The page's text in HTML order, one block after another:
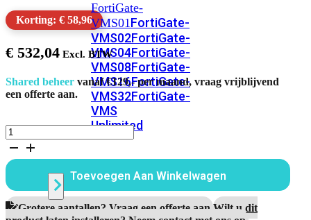
FortiGate-
VMS01FortiGate-
VMS02FortiGate-
VMS04FortiGate-
VMS08FortiGate-
VMS16FortiGate-
VMS32FortiGate-
VMS
Unlimited
Alle
Korting: € 58,96
€ 532,04
Shared beheer vanaf €129,- per maand, vraag vrijblijvend
een offerte aan.
FortiWiFi-
50G-
3
Jaar
FortiCare
Premium
Toevoegen Aan Winkelwagen
Grotere aantallen? Vraag een offerte aan.Wilt u dit